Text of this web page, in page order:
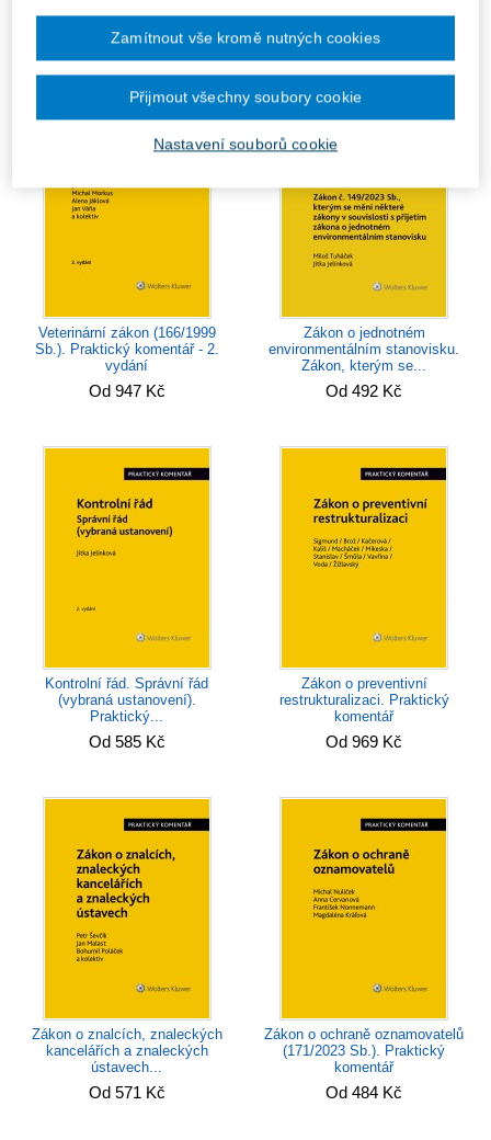
Od 1 229 Kč
Veterinární zákon (166/1999
Sb.). Praktický komentář - 2.
vydání
Od 947 Kč
Zákon o jednotném
environmentálním stanovisku.
Zákon, kterým se...
Od 492 Kč
Kontrolní řád. Správní řád
(vybraná ustanovení).
Praktický...
Od 585 Kč
Zákon o preventivní
restrukturalizaci. Praktický
komentář
Od 969 Kč
Zákon o znalcích, znaleckých
kancelářích a znaleckých
ústavech...
Od 571 Kč
Zákon o ochraně oznamovatelů
(171/2023 Sb.). Praktický
komentář
Od 484 Kč
Nastavení souborů cookie
Zamítnout vše kromě nutných cookies
Přijmout všechny soubory cookie